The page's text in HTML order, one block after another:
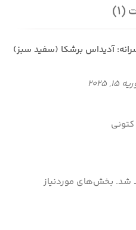
(1)
آدیداس برشکا (سفید سبز)
2025
شد. بخش‌های موردنیاز